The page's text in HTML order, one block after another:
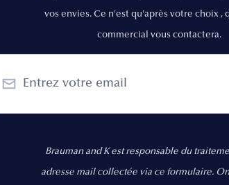
vos envies. Ce n'est qu'après votre choix ,
commercial vous contactera.
Brauman and K est responsable du
adresse mail collectée via ce formulaire. On